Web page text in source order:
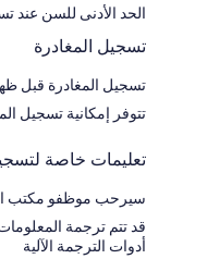
الحد الأدنى للسن عند
تسجيل المغادرة
تسجيل المغادرة قبل
تتوفر إمكانية تسجيل
تعليمات خاصة
سيرحب موظفو مكتب
قد تتم ترجمة
أدوات الترجمة الآلية